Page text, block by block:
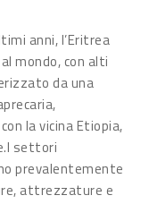
anni, l’Eritrea
mondo, con alti
da una
la vicina Etiopia,
settori
prevalentemente
attrezzature e